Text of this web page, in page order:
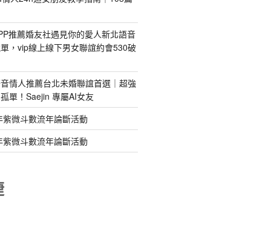
推薦婚友社遇見你的愛人新北語音
，vip線上線下男女聯誼約會530破
情人推薦台北未婚聯誼首選｜超強
單！Saejin 專屬AI女友
微斗數流年論斷活動
微斗數流年論斷活動